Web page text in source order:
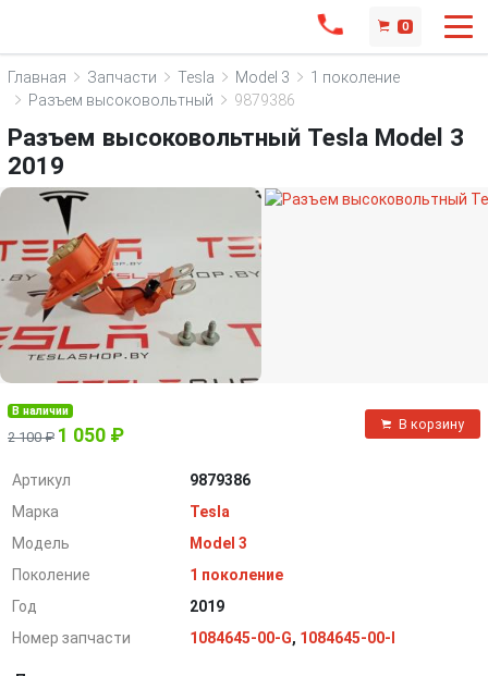
0
Главная Запчасти Tesla Model 3
1 поколение
Разъем высоковольтный
9879386
Разъем высоковольтный Tesla Model 3
2019
В наличии
2 100 ₽ 1 050 ₽
В корзину
Артикул
9879386
Марка
Tesla
Модель
Model 3
Поколение
1 поколение
Год
2019
Номер запчасти
1084645-00-G, 1084645-00-I